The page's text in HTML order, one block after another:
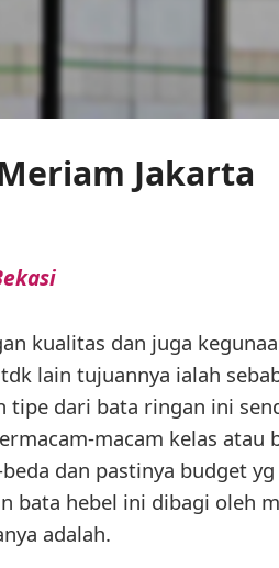
Jakarta
kualitas dan juga
lain tujuannya ialah
tipe dari bata ringan ini
macam kelas atau
dan pastinya budget
bata hebel ini dibagi oleh
adalah.